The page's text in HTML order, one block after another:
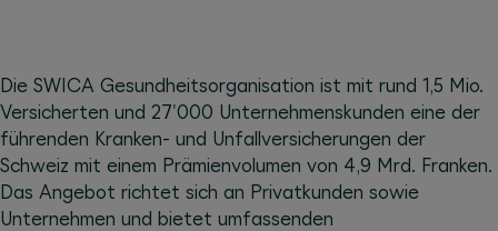
Die SWICA Gesundheitsorganisation ist mit rund 1,5 Mio.
Versicherten und 27'000 Unternehmenskunden eine der
führenden Kranken- und Unfallversicherungen der
Schweiz mit einem Prämienvolumen von 4,9 Mrd. Franken.
Das Angebot richtet sich an Privatkunden sowie
Unternehmen und bietet umfassenden